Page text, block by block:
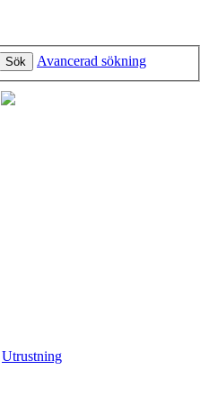
Sök Avancerad sökning
Utrustning